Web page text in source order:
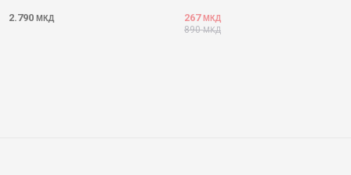
2.790 МКД 267 МКД
890МКД